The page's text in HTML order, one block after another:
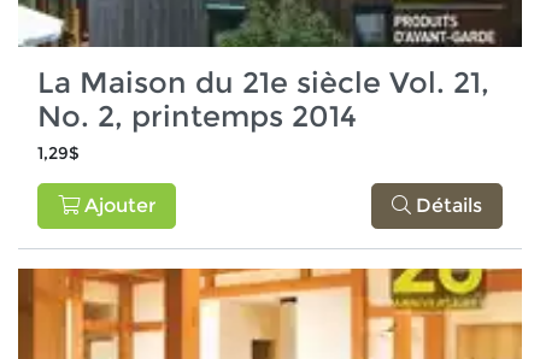
La Maison du 21e siècle Vol. 21,
No. 2, printemps 2014
1,29$
Ajouter Détails